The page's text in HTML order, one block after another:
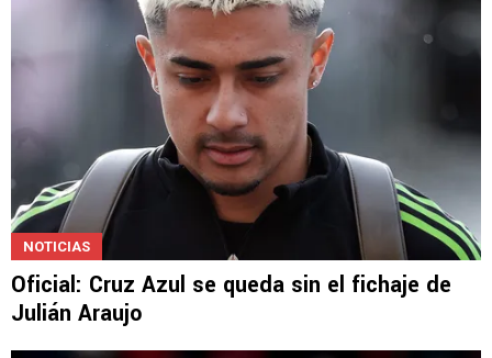
NOTICIAS
Oficial: Cruz Azul se queda sin el fichaje de
Julián Araujo